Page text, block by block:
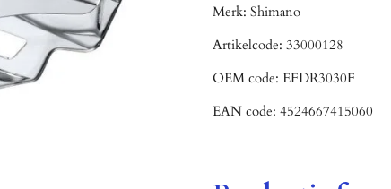
Merk: Shimano
Artikelcode: 33000128
OEM code: EFDR3030F
EAN code: 4524667415060